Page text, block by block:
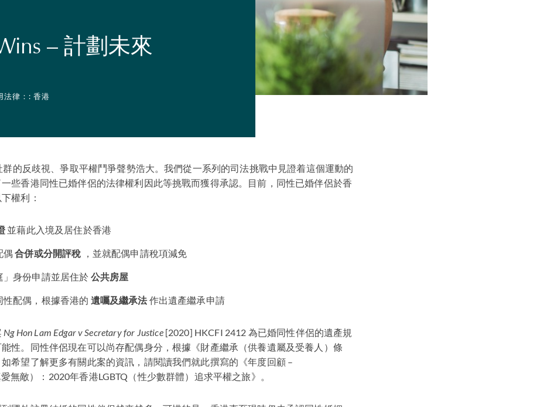
– 計劃未來
法律：: 香港
群的反歧視、爭取平權鬥爭聲勢浩大。我們從一系列的司法挑戰中見證着這個運動的
些香港同性已婚伴侶的法律權利因此等挑戰而獲得承認。目前，同性已婚伴侶於香
權利：
並藉此入境及居住於香港
偶合併或分開評稅 ，並就配偶申請稅項減免
」身份申請並居住於 公共房屋
性配偶，根據香港的 遺囑及繼承法作出遺產繼承申請
Ng Hon Lam Edgar v Secretary for Justice[2020] HKCFI 2412 為已婚同性伴侶的遺產規
性。同性伴侶現在可以尚存配偶身分，根據《財產繼承（供養遺屬及受養人）條
希望了解更多有關此案的資訊，請閱讀我們就此撰寫的《年度回顧 –
無敵）：2020年香港LGBTQ（性少數群體）追求平權之旅》。